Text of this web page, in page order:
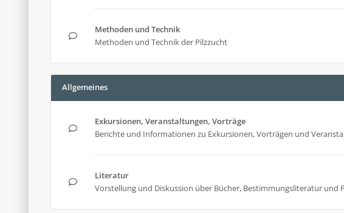
Methoden und Technik
Methoden und Technik der Pilzzucht
Allgemeines
Exkursionen, Veranstaltungen, Vorträge
Berichte und Informationen zu Exkursionen, Vorträgen und
Literatur
Vorstellung und Diskussion über Bücher, Bestimmungsliteratur und